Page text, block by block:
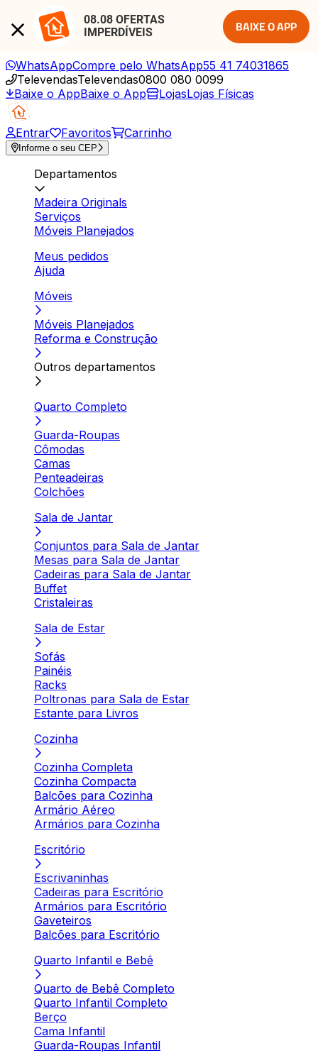
08.08 OFERTAS
IMPERDÍVEIS
BAIXE O APP
WhatsAppCompre pelo WhatsApp55 41 74031865
TelevendasTelevendas0800 080 0099
Baixe o AppBaixe o App LojasLojas Físicas
Entrar Favoritos Carrinho
Informe o seu CEP
Departamentos
Madeira Originals
Serviços
Móveis Planejados
Meus pedidos
Ajuda
Móveis
Móveis Planejados
Reforma e Construção
Outros departamentos
Quarto Completo
Guarda-Roupas
Cômodas
Camas
Penteadeiras
Colchões
Sala de Jantar
Conjuntos para Sala de Jantar
Mesas para Sala de Jantar
Cadeiras para Sala de Jantar
Buffet
Cristaleiras
Sala de Estar
Sofás
Painéis
Racks
Poltronas para Sala de Estar
Estante para Livros
Cozinha
Cozinha Completa
Cozinha Compacta
Balcões para Cozinha
Armário Aéreo
Armários para Cozinha
Escritório
Escrivaninhas
Cadeiras para Escritório
Armários para Escritório
Gaveteiros
Balcões para Escritório
Quarto Infantil e Bebê
Quarto de Bebê Completo
Quarto Infantil Completo
Berço
Cama Infantil
Guarda-Roupas Infantil